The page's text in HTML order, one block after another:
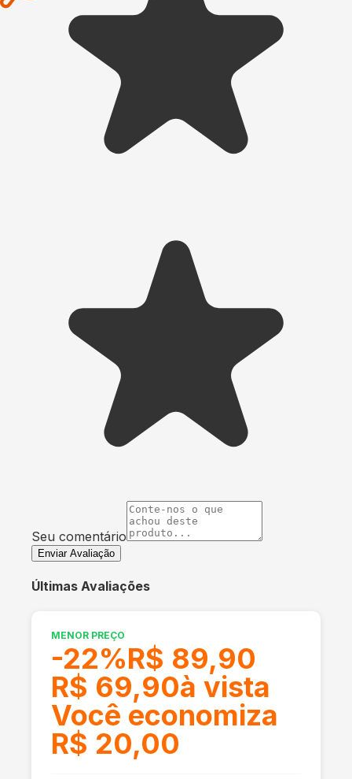
Seu comentário
Enviar Avaliação
Últimas Avaliações
MENOR PREÇO
-22%R$ 89,90
R$ 69,90à vista
Você economiza
R$ 20,00